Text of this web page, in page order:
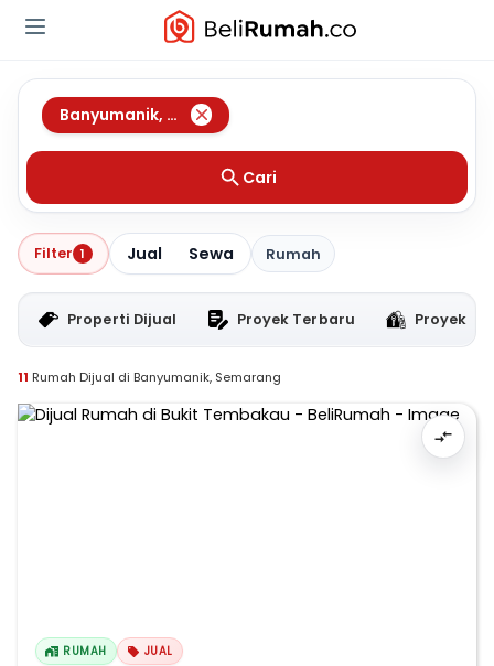
Banyumanik, Semarang
Cari
Filter 1 Jual Sewa Rumah
Properti Dijual Proyek Terbaru Proyek
11 Rumah Dijual di Banyumanik, Semarang
RUMAH JUAL